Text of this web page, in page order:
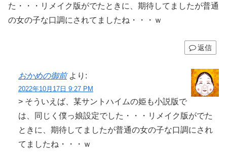
た・・・リメイク版がでたときに、期待してましたが普通
の女の子な口調にされてましたね・・・ｗ
返信
おかめの御前 より:
2022年10月17日 9:27 PM
> そういえば、某サントハイムの姫も小説版で
は、同じく僕っ娘設定でした・・・リメイク版がでた
ときに、期待してましたが普通の女の子な口調にされ
てましたね・・・ｗ